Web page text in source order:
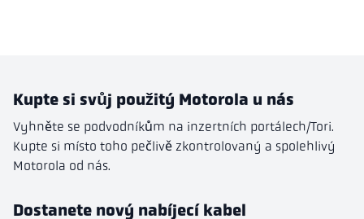
Kupte si svůj použitý Motorola u nás
Vyhněte se podvodníkům na inzertních portálech/Tori.
Kupte si místo toho pečlivě zkontrolovaný a spolehlivý
Motorola od nás.
Dostanete nový nabíjecí kabel